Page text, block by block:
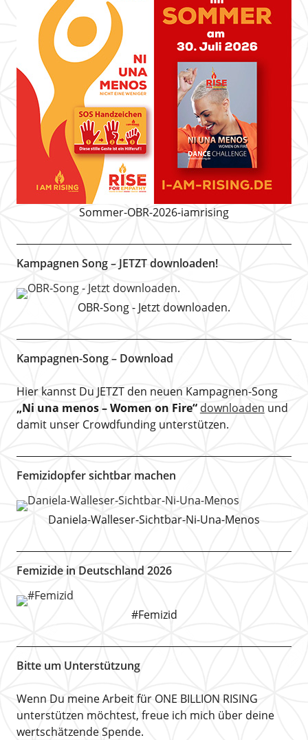
Sommer-OBR-2026-iamrising
Kampagnen Song – JETZT downloaden!
OBR-Song - Jetzt downloaden.
Kampagnen-Song – Download
Hier kannst Du JETZT den neuen Kampagnen-Song
„Ni una menos – Women on Fire“ downloaden und
damit unser Crowdfunding unterstützen.
Femizidopfer sichtbar machen
Daniela-Walleser-Sichtbar-Ni-Una-Menos
Femizide in Deutschland 2026
#Femizid
Bitte um Unterstützung
Wenn Du meine Arbeit für ONE BILLION RISING
unterstützen möchtest, freue ich mich über deine
wertschätzende Spende.